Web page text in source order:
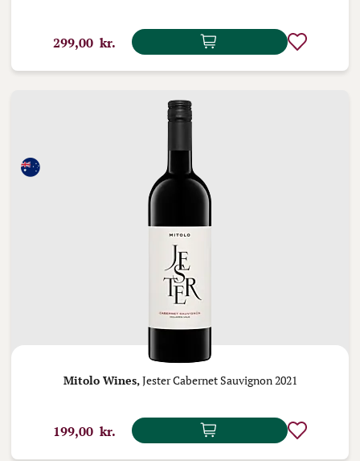
299,00 kr.
Mitolo Wines, Jester Cabernet Sauvignon 2021
199,00 kr.